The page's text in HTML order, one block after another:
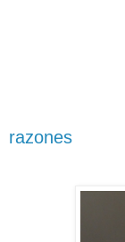
Mi
razones